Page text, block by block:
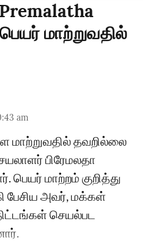
மாற்றுவதில்
am
மாற்றுவதில் தவறில்லை
பிரேமலதா
பெயர் மாற்றம் குறித்து
பேசிய அவர், மக்கள்
செயல்பட